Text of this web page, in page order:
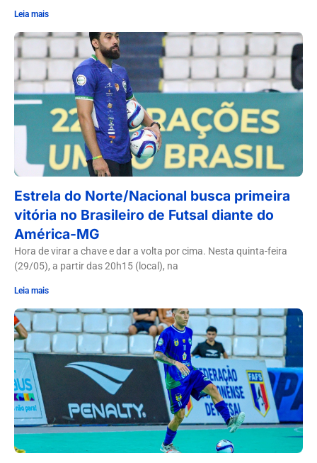
Leia mais
Estrela do Norte/Nacional busca primeira
vitória no Brasileiro de Futsal diante do
América-MG
Hora de virar a chave e dar a volta por cima. Nesta quinta-feira
(29/05), a partir das 20h15 (local), na
Leia mais